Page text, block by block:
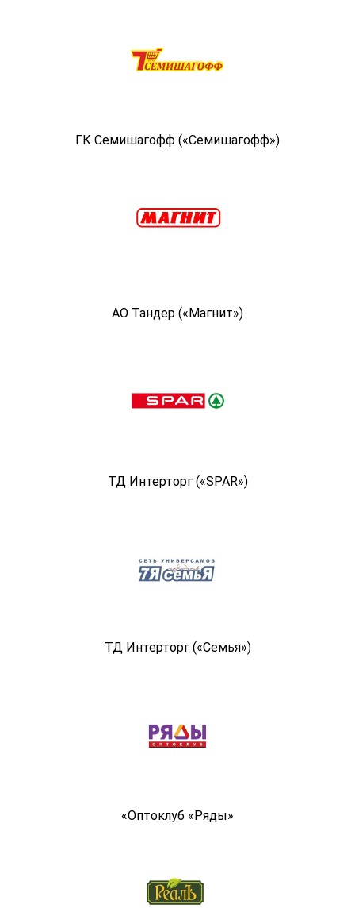
ГК Семишагофф («Семишагофф»)
АО Тандер («Магнит»)
ТД Интерторг («SPAR»)
ТД Интерторг («Семья»)
«Оптоклуб «Ряды»